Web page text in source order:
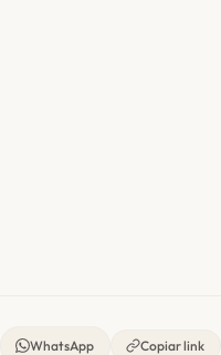
WhatsApp Copiar link